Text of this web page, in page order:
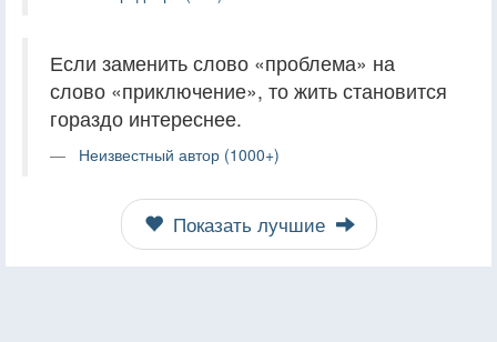
Если заменить слово «проблема» на
слово «приключение», то жить становится
гораздо интереснее.
Неизвестный автор (1000+)
Показать лучшие